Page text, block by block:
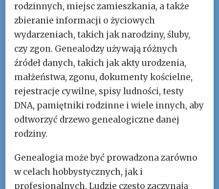
rodzinnych, miejsc zamieszkania, a także
zbieranie informacji o życiowych
wydarzeniach, takich jak narodziny, śluby,
czy zgon. Genealodzy używają różnych
źródeł danych, takich jak akty urodzenia,
małżeństwa, zgonu, dokumenty kościelne,
rejestracje cywilne, spisy ludności, testy
DNA, pamiętniki rodzinne i wiele innych, aby
odtworzyć drzewo genealogiczne danej
rodziny.
Genealogia może być prowadzona zarówno
w celach hobbystycznych, jak i
profesjonalnych. Ludzie często zaczynają